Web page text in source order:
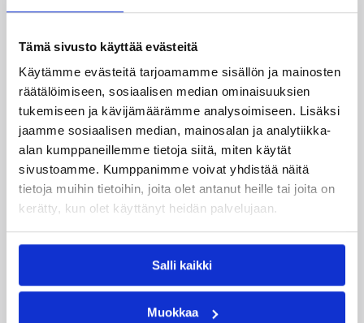
Tämä sivusto käyttää evästeitä
Käytämme evästeitä tarjoamamme sisällön ja mainosten
räätälöimiseen, sosiaalisen median ominaisuuksien
tukemiseen ja kävijämäärämme analysoimiseen. Lisäksi
jaamme sosiaalisen median, mainosalan ja analytiikka-
alan kumppaneillemme tietoja siitä, miten käytät
sivustoamme. Kumppanimme voivat yhdistää näitä
tietoja muihin tietoihin, joita olet antanut heille tai joita on
kerätty, kun olet käyttänyt heidän palvelujaan.
Salli kaikki
Muokkaa
Mikael Herbert
Osku Heinonen
Rait Riivo Laane
Rannar Raap
Tommi Huolila
Villematti Kopio
Kategoriat
Maajoukkue Maaottelu MU18